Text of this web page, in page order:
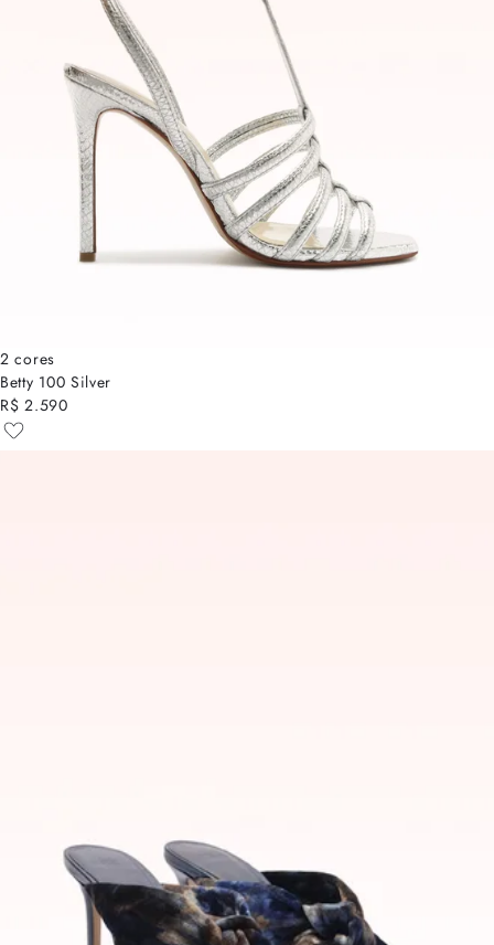
2 cores
Betty 100 Silver
R$ 2.590